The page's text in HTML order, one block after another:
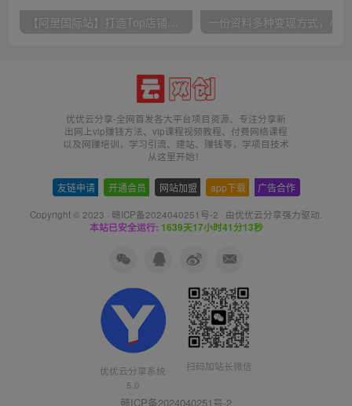
优优云分享-全网首发各大平台项目资源、专注分享新
出网上vip赚钱方法、vip课程视频教程、付费网络课程
以及网赚培训，学习引流、建站、赚钱等，学项目技术
从这里开始！
友链申请 开通会员 网站加盟 app下载 广告合作
Copyright © 2023 · 赣ICP备2024040251号-2 · 由优优云分享强力驱动.
本站已安全运行: 1639天17小时41分14秒
优优云分享系统
5.0
扫码加站长微信
赣ICP备2024040251号-2